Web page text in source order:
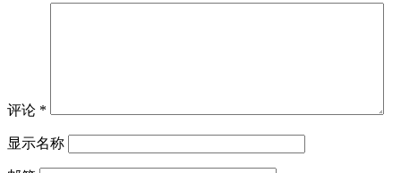
评论 *
显示名称